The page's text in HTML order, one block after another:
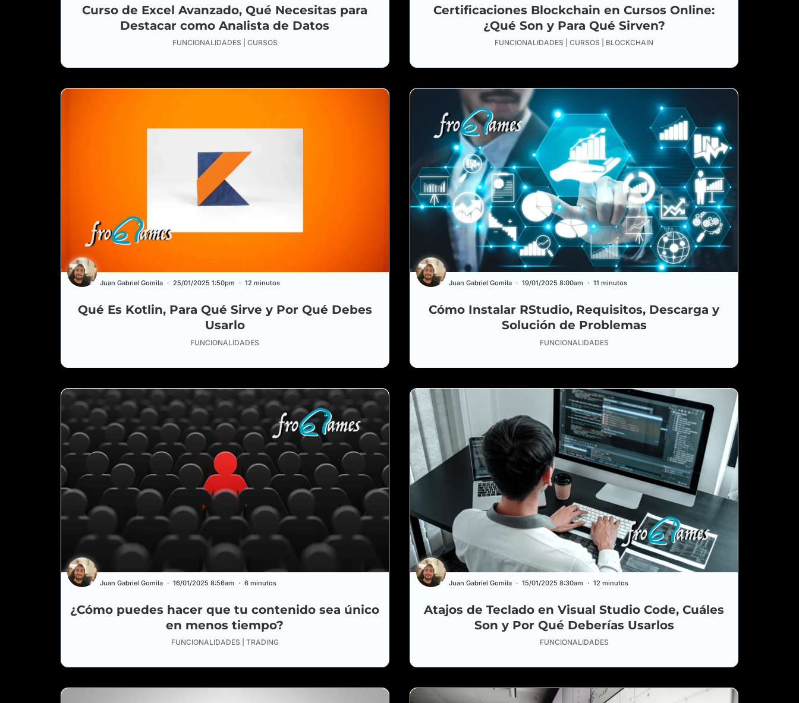
Curso de Excel Avanzado, Qué Necesitas para
Destacar como Analista de Datos
FUNCIONALIDADES | CURSOS
Certificaciones Blockchain en Cursos Online:
¿Qué Son y Para Qué Sirven?
FUNCIONALIDADES | CURSOS | BLOCKCHAIN
Qué Es Kotlin, Para Qué Sirve y Por Qué Debes
Usarlo
Juan Gabriel Gomila 25/01/2025 1:50pm 12 minutos
FUNCIONALIDADES
Cómo Instalar RStudio, Requisitos, Descarga y
Solución de Problemas
Juan Gabriel Gomila 19/01/2025 8:00am 11 minutos
FUNCIONALIDADES
¿Cómo puedes hacer que tu contenido sea único
en menos tiempo?
Juan Gabriel Gomila 16/01/2025 8:56am 6 minutos
FUNCIONALIDADES | TRADING
Atajos de Teclado en Visual Studio Code, Cuáles
Son y Por Qué Deberías Usarlos
Juan Gabriel Gomila 15/01/2025 8:30am 12 minutos
FUNCIONALIDADES